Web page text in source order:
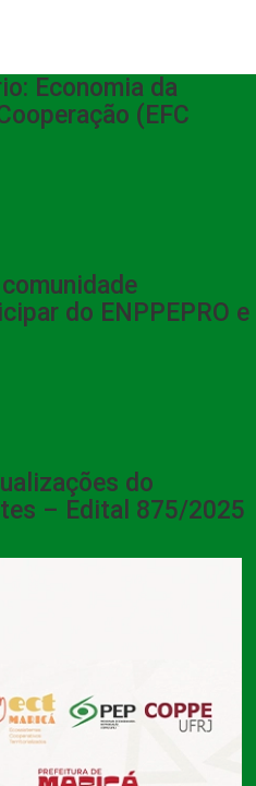
Economia da
(EFC
do ENPPEPRO e
do
– Edital 875/2025